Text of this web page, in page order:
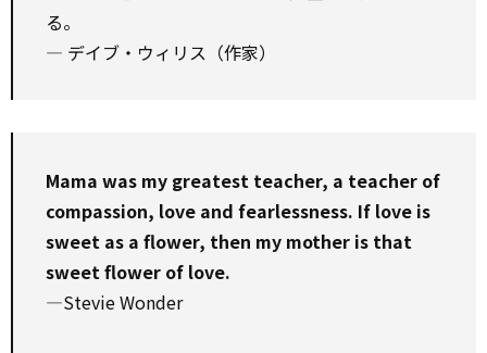
る。
― デイブ・ウィリス（作家）
Mama was my greatest teacher, a teacher of
compassion, love and fearlessness. If love is
sweet as a flower, then my mother is that
sweet flower of love.
—Stevie Wonder